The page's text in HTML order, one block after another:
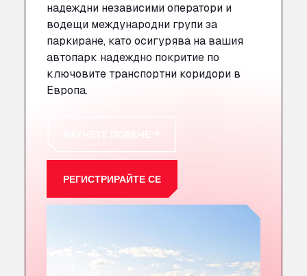
надеждни независими оператори и
водещи международни групи за
паркиране, като осигурява на вашия
автопарк надеждно покритие по
ключовите транспортни коридори в
Европа.
РЕГИСТРИРАЙТЕ СЕ